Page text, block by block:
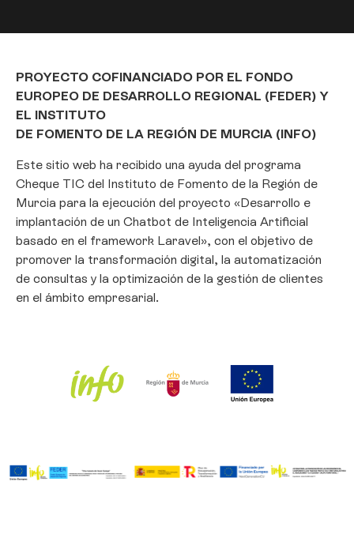
Gestionar consentimiento
Para ofrecer las mejores experiencias, utilizamos tecnologías como las
cookies para almacenar y/o acceder a la información del dispositivo. El
consentimiento de estas tecnologías nos permitirá procesar datos como
el comportamiento de navegación o las identificaciones únicas en este
Aceptar
Política de CookiesPolítica de privacidadAviso Legal
PROYECTO COFINANCIADO POR EL FONDO
EUROPEO DE DESARROLLO REGIONAL (FEDER) Y
EL INSTITUTO
DE FOMENTO DE LA REGIÓN DE MURCIA (INFO)
Este sitio web ha recibido una ayuda del programa
Cheque TIC del Instituto de Fomento de la Región de
Murcia para la ejecución del proyecto «Desarrollo e
implantación de un Chatbot de Inteligencia Artificial
basado en el framework Laravel», con el objetivo de
promover la transformación digital, la automatización
de consultas y la optimización de la gestión de clientes
en el ámbito empresarial.